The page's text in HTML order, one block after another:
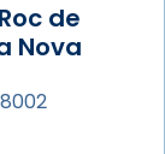
de
Nova